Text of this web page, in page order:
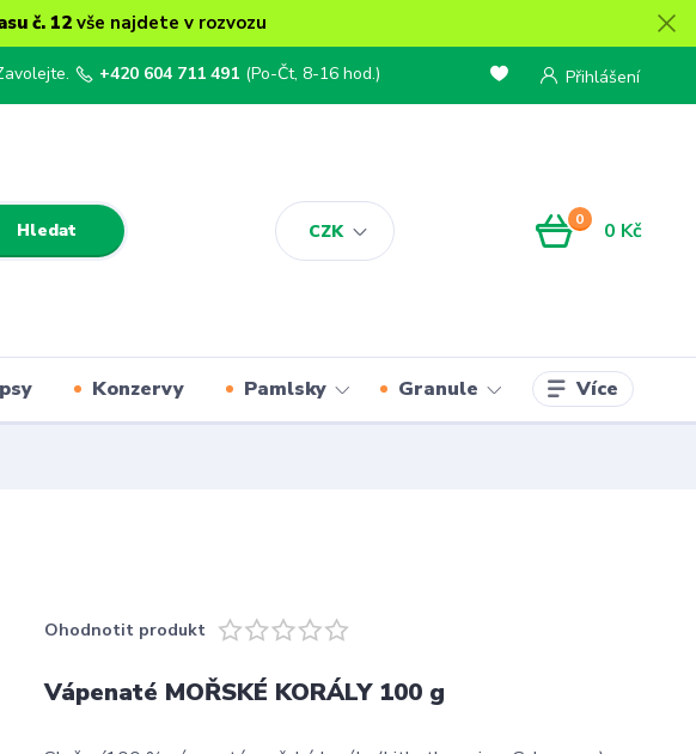
č. 12 vše najdete v rozvozu
CZK
Přihlášení
Hledat
+420 604 711 491 (Po-Čt, 8-16 hod.)
0 0 Kč
Konzervy Pamlsky Granule Více
Ohodnotit produkt
Vápenaté MOŘSKÉ KORÁLY 100 g